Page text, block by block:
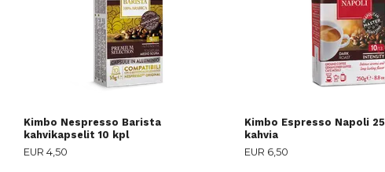
Kimbo Nespresso Barista
kahvikapselit 10 kpl
EUR 4,50
Kimbo Espresso Napoli
kahvia
EUR 6,50